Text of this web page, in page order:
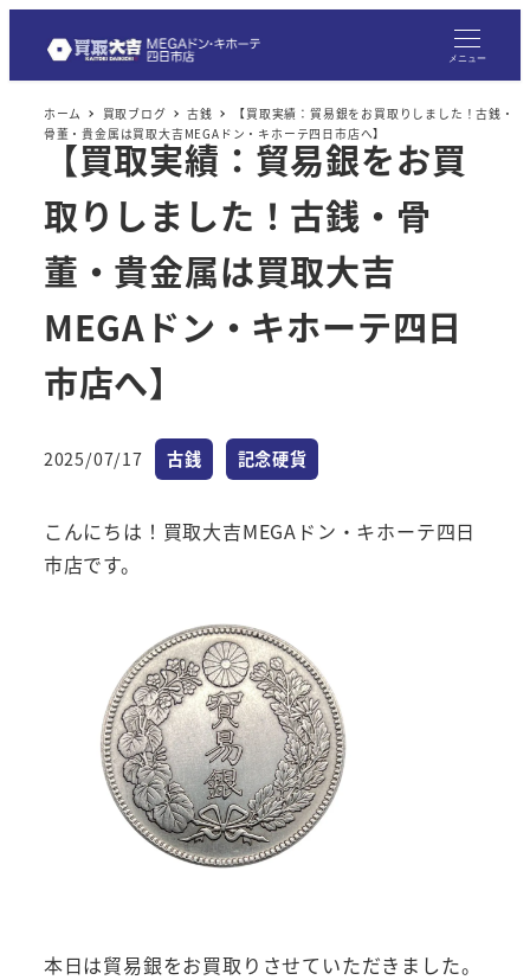
メニュー
ホーム 買取ブログ 古銭
【買取実績：貿易銀をお買取りしました！古銭・
骨董・貴金属は買取大吉MEGAドン・キホーテ四日市店へ】
【買取実績：貿易銀をお買
取りしました！古銭・骨
董・貴金属は買取大吉
MEGAドン・キホーテ四日
市店へ】
投稿日
2025/07/17 カテゴリー
古銭 カテゴリー
記念硬貨
こんにちは！買取大吉MEGAドン・キホーテ四日
市店です。
本日は貿易銀をお買取りさせていただきました。